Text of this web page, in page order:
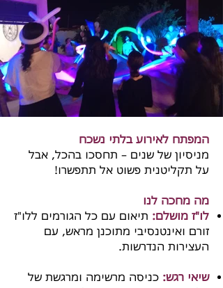
המפתח לאירוע בלתי נשכח
מניסיון של שנים – תחסכו בהכל, אבל
על תקליטנית פשוט אל תתפשרו!
מה מחכה לנו
לו"ז מושלם: תיאום עם כל הגורמים ללו"ז
זורם ואינטנסיבי מתוכנן מראש, עם
העצירות הנדרשות.
שיאי רגש: כניסה מרשימה ומרגשת של